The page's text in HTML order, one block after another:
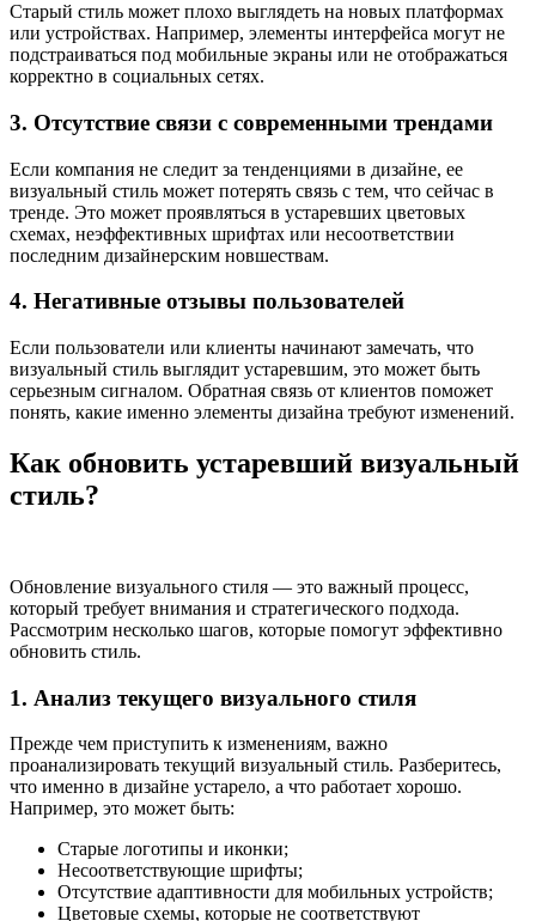
Старый стиль может плохо выглядеть на новых платформах
или устройствах. Например, элементы интерфейса могут не
подстраиваться под мобильные экраны или не отображаться
корректно в социальных сетях.
3. Отсутствие связи с современными трендами
Если компания не следит за тенденциями в дизайне, ее
визуальный стиль может потерять связь с тем, что сейчас в
тренде. Это может проявляться в устаревших цветовых
схемах, неэффективных шрифтах или несоответствии
последним дизайнерским новшествам.
4. Негативные отзывы пользователей
Если пользователи или клиенты начинают замечать, что
визуальный стиль выглядит устаревшим, это может быть
серьезным сигналом. Обратная связь от клиентов поможет
понять, какие именно элементы дизайна требуют изменений.
Как обновить устаревший визуальный
стиль?
Обновление визуального стиля — это важный процесс,
который требует внимания и стратегического подхода.
Рассмотрим несколько шагов, которые помогут эффективно
обновить стиль.
1. Анализ текущего визуального стиля
Прежде чем приступить к изменениям, важно
проанализировать текущий визуальный стиль. Разберитесь,
что именно в дизайне устарело, а что работает хорошо.
Например, это может быть:
Старые логотипы и иконки;
Несоответствующие шрифты;
Отсутствие адаптивности для мобильных устройств;
Цветовые схемы, которые не соответствуют